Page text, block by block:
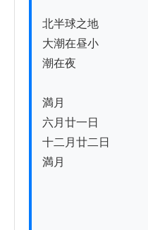
北半球之地
大潮在昼小
潮在夜
満月
六月廿一日
十二月廿二日
満月